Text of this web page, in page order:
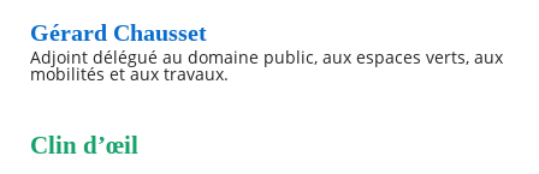
Gérard Chausset
Adjoint délégué au domaine public, aux espaces verts, aux
mobilités et aux travaux.
Clin d’œil